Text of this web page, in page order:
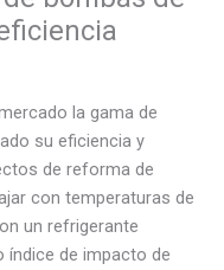
la gama de
su eficiencia y
de reforma de
con temperaturas de
un refrigerante
índice de impacto de